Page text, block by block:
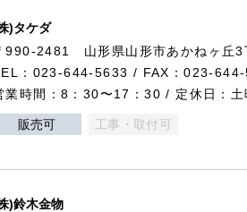
)タケダ
990-2481 山形県山形市あかねヶ丘3
：023-644-5633 / FAX：023-
業時間：8：30〜17：30 / 定休日：土
販売可 工事・取付可
)鈴木金物